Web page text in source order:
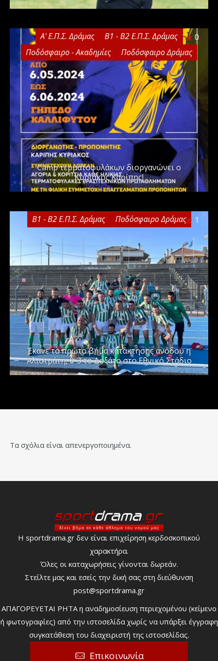
Α' Ε.Π.Σ. Δράμας
Β1 - Β2 Ε.Π.Σ. Δράμας
Ποδόσφαιρο - Ακαδημίες
Ποδόσφαιρο Δράμας
0
Camp τερματοφυλάκων διοργανώνει ο
Κυριάκος Καρίπης!
Β1 - Β2 Ε.Π.Σ. Δράμας Ποδόσφαιρο Δράμας 1
Έκανε το πρώτο βήμα κατάκτησης ανόδου η
Αλιστράτη, 0-3 το Δοξάτο στο Εθνικό Στάδιο
Τα σχόλια είναι απενεργοποιημένα.
Η sportdrama.gr δεν είναι επιχείρηση κερδοσκοπικού
χαρακτήρα.
Όλες οι καταχωρήσεις γίνονται δωρεάν.
Στείλτε μας και εσείς την δική σας στη διεύθυνση
post@sportdrama.gr
ΑΠΑΓΟΡΕΥΕΤΑΙ ΡΗΤΑ η αναδημοσίευση περιεχομένου (κείμενο
ή φωτογραφίες) από την ιστοσελίδα χωρίς να υπάρξει έγγραφη
συγκατάθεση του διαχειριστή της ιστοσελίδας.
Επικοινωνία